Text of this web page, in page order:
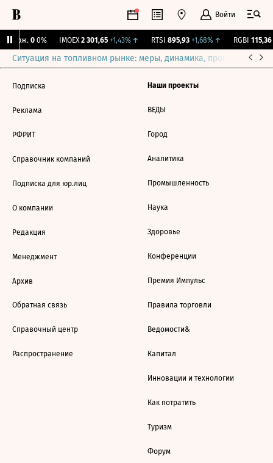
Войти
Бирж. 0 0% IMOEX 2 301,65 +1,43%↑ RTSI 895,93 +1,68%↑ RGBI 115,36
Ситуация на топливном рынке: меры, динамика, прогнозы
Подписка
Реклама
РФРИТ
Справочник компаний
Подписка для юр.лиц
О компании
Редакция
Менеджмент
Архив
Обратная связь
Справочный центр
Распространение
Наши проекты
ВЕДЫ
Город
Аналитика
Промышленность
Наука
Здоровье
Конференции
Премия Импульс
Правила торговли
Ведомости&
Капитал
Инновации и технологии
Как потратить
Туризм
Форум